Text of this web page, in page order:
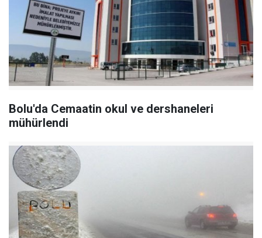
Bolu'da Cemaatin okul ve dershaneleri
mühürlendi